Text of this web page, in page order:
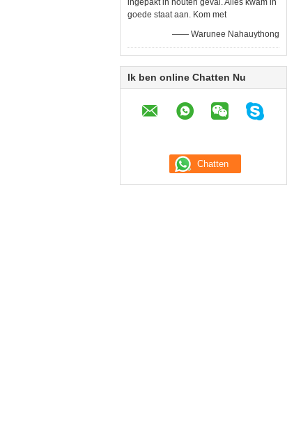
ingepakt in houten geval. Alles kwam in
goede staat aan. Kom met
—— Warunee Nahauythong
Ik ben online Chatten Nu